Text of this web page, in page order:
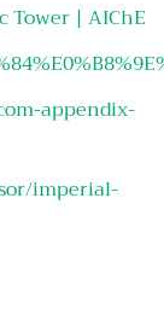
Tower | AIChE
appendix-
imperial-